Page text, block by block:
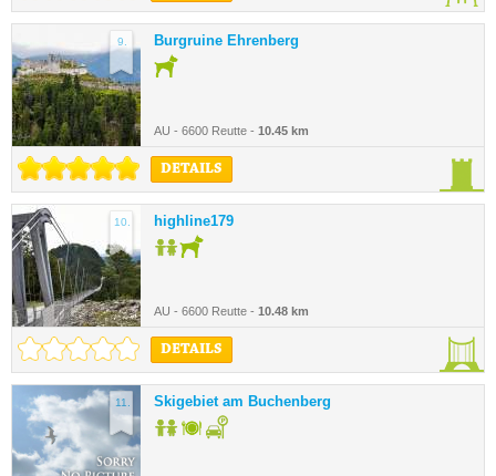
9. Burgruine Ehrenberg
AU - 6600 Reutte - 10.45 km
DETAILS
10. highline179
AU - 6600 Reutte - 10.48 km
DETAILS
11. Skigebiet am Buchenberg